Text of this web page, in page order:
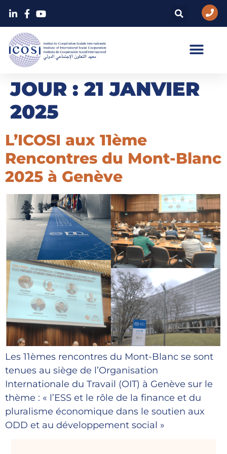
JOUR :21 JANVIER
2025
L’ICOSI aux 11ème
Rencontres du Mont-Blanc
2025 à Genève
Les 11èmes rencontres du Mont-Blanc se sont
tenues au siège de l’Organisation
Internationale du Travail (OIT) à Genève sur le
thème : « l’ESS et le rôle de la finance et du
pluralisme économique dans le soutien aux
ODD et au développement social »